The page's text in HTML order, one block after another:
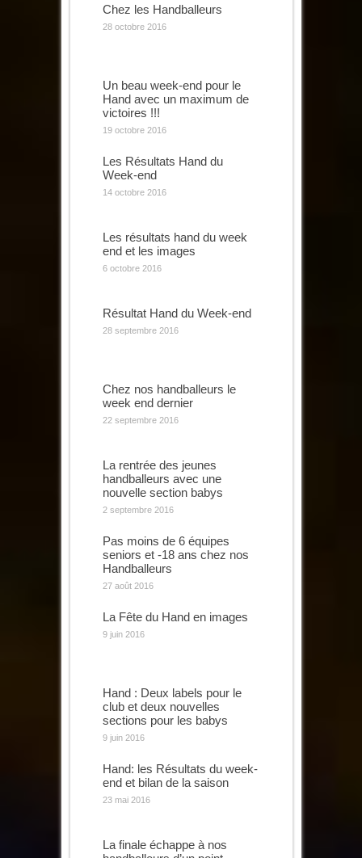
Chez les Handballeurs
28 octobre 2016
Un beau week-end pour le
Hand avec un maximum de
victoires !!!
19 octobre 2016
Les Résultats Hand du
Week-end
14 octobre 2016
Les résultats hand du week
end et les images
6 octobre 2016
Résultat Hand du Week-end
28 septembre 2016
Chez nos handballeurs le
week end dernier
22 septembre 2016
La rentrée des jeunes
handballeurs avec une
nouvelle section babys
2 septembre 2016
Pas moins de 6 équipes
seniors et -18 ans chez nos
Handballeurs
27 août 2016
La Fête du Hand en images
9 juin 2016
Hand : Deux labels pour le
club et deux nouvelles
sections pour les babys
9 juin 2016
Hand: les Résultats du week-
end et bilan de la saison
23 mai 2016
La finale échappe à nos